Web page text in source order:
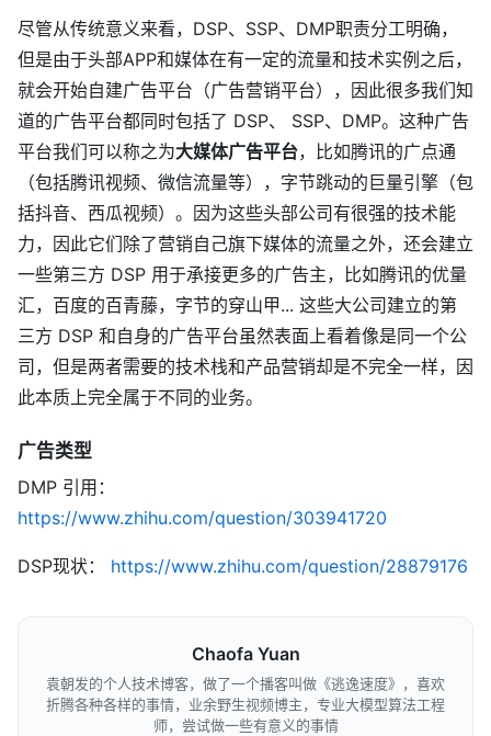
尽管从传统意义来看，DSP、SSP、DMP职责分工明确，
但是由于头部APP和媒体在有一定的流量和技术实例之后，
就会开始自建广告平台（广告营销平台），因此很多我们知
道的广告平台都同时包括了 DSP、 SSP、DMP。这种广告
平台我们可以称之为大媒体广告平台，比如腾讯的广点通
（包括腾讯视频、微信流量等），字节跳动的巨量引擎（包
括抖音、西瓜视频）。因为这些头部公司有很强的技术能
力，因此它们除了营销自己旗下媒体的流量之外，还会建立
一些第三方 DSP 用于承接更多的广告主，比如腾讯的优量
汇，百度的百青藤，字节的穿山甲... 这些大公司建立的第
三方 DSP 和自身的广告平台虽然表面上看着像是同一个公
司，但是两者需要的技术栈和产品营销却是不完全一样，因
此本质上完全属于不同的业务。
广告类型
DMP 引用：
https://www.zhihu.com/question/303941720
DSP现状： https://www.zhihu.com/question/28879176
Chaofa Yuan
袁朝发的个人技术博客，做了一个播客叫做《逃逸速度》，喜欢
折腾各种各样的事情，业余野生视频博主，专业大模型算法工程
师，尝试做一些有意义的事情